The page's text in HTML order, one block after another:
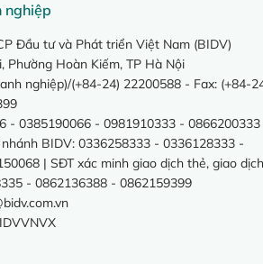
nghiệp
Đầu tư và Phát triển Việt Nam (BIDV)
Phường Hoàn Kiếm, TP Hà Nội
nghiệp)/(+84-24) 22200588 - Fax: (+84-
- 0385190066 - 0981910333 -
BIDV: 0336258333 - 0336128333 -
| SĐT xác minh giao dịch thẻ, giao dịch
- 0862136388 - 0862159399